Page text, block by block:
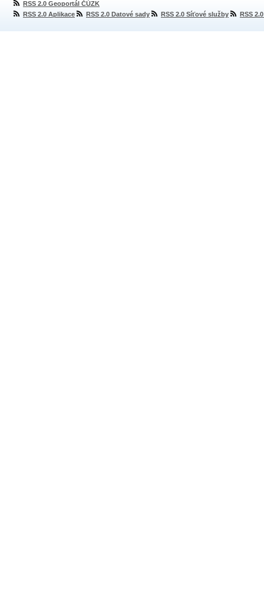
RSS 2.0 Geoportál ČÚZK
RSS 2.0 Aplikace
RSS 2.0 Datové sady RSS 2.0 Síťové služby RSS